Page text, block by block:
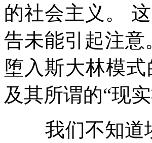
的社会主义。
告未能引起注意
堕入斯大林模
及其所谓的“现
我们不知道